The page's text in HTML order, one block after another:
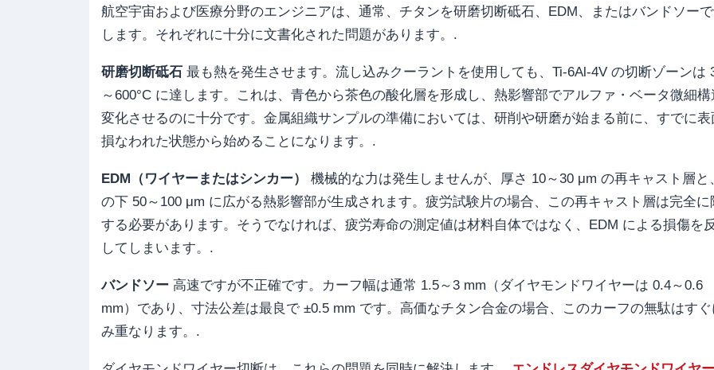
航空宇宙および医療分野のエンジニアは、通常、チタンを研磨切断砥石、EDM、またはバンドソー
します。それぞれに十分に文書化された問題があります。.
研磨切断砥石 最も熱を発生させます。流し込みクーラントを使用しても、Ti-6Al-4V の切断ゾーンは
～600°C に達します。これは、青色から茶色の酸化層を形成し、熱影響部でアルファ・ベータ微細構
変化させるのに十分です。金属組織サンプルの準備においては、研削や研磨が始まる前に、すでに表
損なわれた状態から始めることになります。.
EDM（ワイヤーまたはシンカー）
機械的な力は発生しませんが、厚さ 10～30 μm の再キャスト層と
の下 50～100 μm に広がる熱影響部が生成されます。疲労試験片の場合、この再キャスト層は完全に
する必要があります。そうでなければ、疲労寿命の測定値は材料自体ではなく、EDM による損傷を
してしまいます。.
バンドソー 高速ですが不正確です。カーフ幅は通常 1.5～3 mm（ダイヤモンドワイヤーは 0.4～0.6
mm）であり、寸法公差は最良で ±0.5 mm です。高価なチタン合金の場合、このカーフの無駄はす
み重なります。.